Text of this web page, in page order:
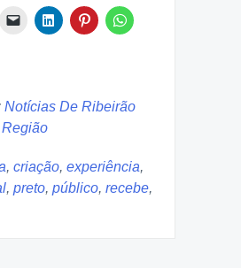
Notícias De Ribeirão
, criação, experiência,
, preto, público, recebe,